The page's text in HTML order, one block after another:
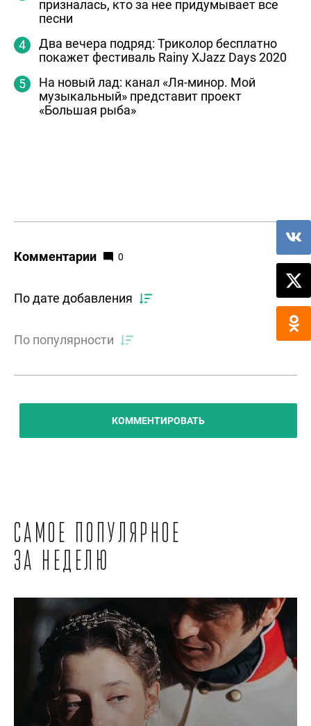
призналась, кто за нее придумывает все
песни
Два вечера подряд: Триколор бесплатно
покажет фестиваль Rainy XJazz Days 2020
На новый лад: канал «Ля-минор. Мой
музыкальный» представит проект
«Большая рыба»
Комментарии 0
По дате добавления
По популярности
КОММЕНТИРОВАТЬ
Самое популярное
за неделю